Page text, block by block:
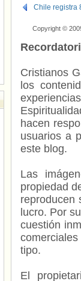
Chile registra
Copyright ©
Cristianos
los
hacen
usuarios a
este blog.
Las
propiedad
reproducen
lucro. Por
cuestión
tipo.
El